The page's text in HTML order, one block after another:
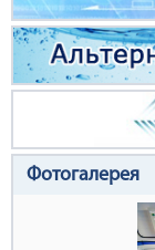
Фотогалерея